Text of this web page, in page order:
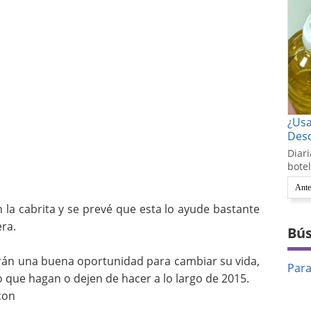
cabrita y se prevé que esta lo ayude bastante
una buena oportunidad para cambiar su vida,
hagan o dejen de hacer a lo largo de 2015.